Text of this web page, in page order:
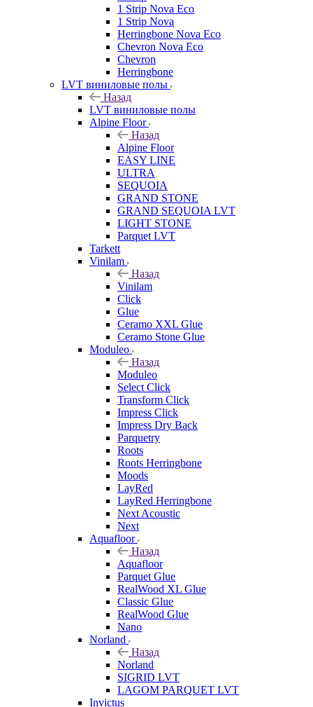
1 Strip Nova Eco
1 Strip Nova
Herringbone Nova Eco
Chevron Nova Eco
Chevron
Herringbone
LVT виниловые полы
Назад
LVT виниловые полы
Alpine Floor
Назад
Alpine Floor
EASY LINE
ULTRA
SEQUOIA
GRAND STONE
GRAND SEQUOIA LVT
LIGHT STONE
Parquet LVT
Tarkett
Vinilam
Назад
Vinilam
Click
Glue
Ceramo XXL Glue
Ceramo Stone Glue
Moduleo
Назад
Moduleo
Select Click
Transform Click
Impress Click
Impress Dry Back
Parquetry
Roots
Roots Herringbone
Moods
LayRed
LayRed Herringbone
Next Acoustic
Next
Aquafloor
Назад
Aquafloor
Parquet Glue
RealWood XL Glue
Classic Glue
RealWood Glue
Nano
Norland
Назад
Norland
SIGRID LVT
LAGOM PARQUET LVT
Invictus